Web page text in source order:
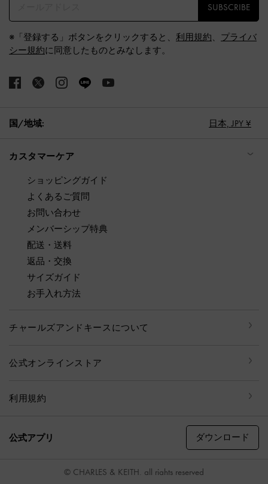
SUBSCRIBE
※「登録する」ボタンをクリックすると、 利用規約、 プライバ
シー規約に同意したものとみなします。
国/地域: 日本, JPY ¥
カスタマーケア
ショッピングガイド
よくあるご質問
お問い合わせ
メンバーシップ特典
配送・送料
返品・交換
サイズガイド
お手入れ方法
チャールズアンドキースについて
公式オンラインストア
利用規約
公式アプリ ダウンロード
© CHARLES & KEITH, all rights reserved